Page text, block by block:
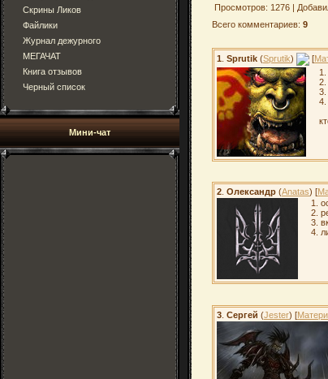
Скрины Ликов
Файлики
Журнал дежурного
МЕГАЧАТ
Книга отзывов
Черный список
Мини-чат
Просмотров: 1276 |
Всего комментариев: 9
1 Sprutik (Sprutik) [
2.
3.
4.
2 Олександр (Anatas) [
1.
2.
3.
4.
3 Сергей (Jester) [